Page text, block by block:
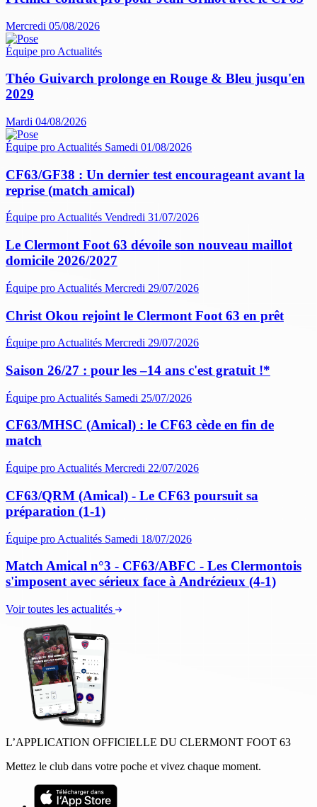
Mercredi 05/08/2026
Équipe pro Actualités
Théo Guivarch prolonge en Rouge & Bleu jusqu'en
2029
Mardi 04/08/2026
Équipe pro Actualités Samedi 01/08/2026
CF63/GF38 : Un dernier test encourageant avant la
reprise (match amical)
Équipe proActualités Vendredi 31/07/2026
Le Clermont Foot 63 dévoile son nouveau maillot
domicile 2026/2027
Équipe pro Actualités Mercredi 29/07/2026
Christ Okou rejoint le Clermont Foot 63 en prêt
Équipe pro Actualités Mercredi 29/07/2026
Saison 26/27 : pour les –14 ans c'est gratuit !*
Équipe pro Actualités Samedi 25/07/2026
CF63/MHSC (Amical) : le CF63 cède en fin de
match
Équipe pro Actualités Mercredi 22/07/2026
CF63/QRM (Amical) - Le CF63 poursuit sa
préparation (1-1)
Équipe pro Actualités Samedi 18/07/2026
Match Amical n°3 - CF63/ABFC - Les Clermontois
s'imposent avec sérieux face à Andrézieux (4-1)
Voir toutes les actualités
L’APPLICATION OFFICIELLE DU CLERMONT FOOT 63
Mettez le club dans votre poche et vivez chaque moment.